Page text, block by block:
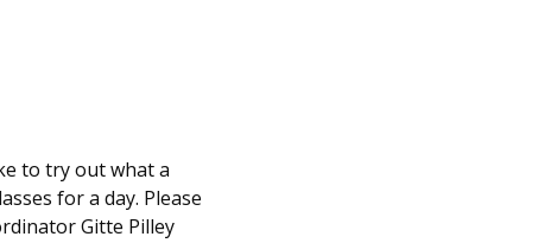
to try out what a
for a day. Please
Gitte Pilley